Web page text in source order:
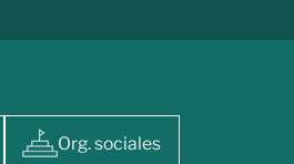
Org. sociales